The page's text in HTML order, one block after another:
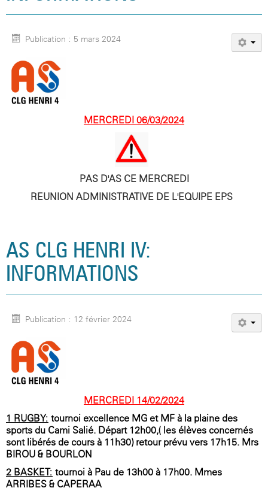
Publication : 5 mars 2024
MERCREDI 06/03/2024
PAS D'AS CE MERCREDI
REUNION ADMINISTRATIVE DE L'EQUIPE EPS
AS CLG HENRI IV:
INFORMATIONS
Publication : 12 février 2024
MERCREDI 14/02/2024
1-RUGBY: tournoi excellence MG et MF à la plaine des
sports du Cami Salié. Départ 12h00,( les élèves concernés
sont libérés de cours à 11h30) retour prévu vers 17h15. Mrs
BIROU & BOURLON
2-BASKET: tournoi à Pau de 13h00 à 17h00. Mmes
ARRIBES & CAPERAA